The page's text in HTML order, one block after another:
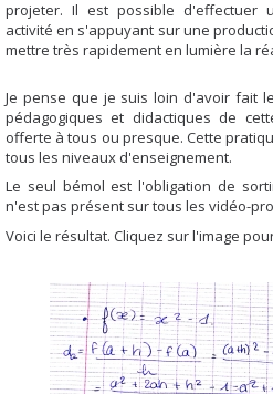
projeter. Il est possible d'effectuer
activité en s'appuyant sur une
mettre très rapidement en lumière la
Je pense que je suis loin d'avoir fait
pédagogiques et didactiques de
offerte à tous ou presque. Cette
tous les niveaux d'enseignement.
Le seul bémol est l'obligation de
n'est pas présent sur tous les vidéo-
Voici le résultat. Cliquez sur l'image